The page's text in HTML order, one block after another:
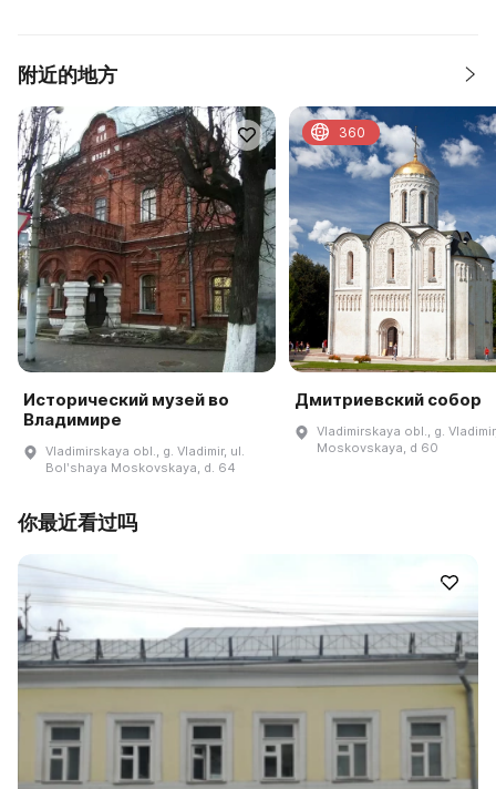
附近的地方
Исторический музей во
Владимире
Vladimirskaya obl., g. Vladimir, ul.
Bolʹshaya Moskovskaya, d. 64
Дмитриевский собор
Vladimirskaya obl., g.
Moskovskaya, d 60
360
你最近看过吗